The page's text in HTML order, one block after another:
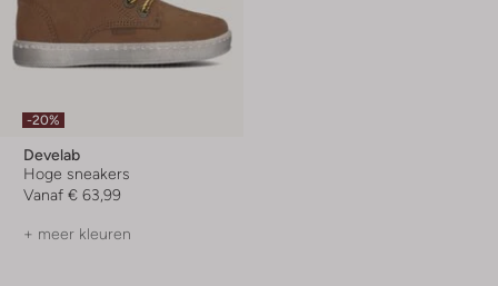
-20%
Develab
Hoge sneakers
Vanaf € 63,99
+ meer kleuren